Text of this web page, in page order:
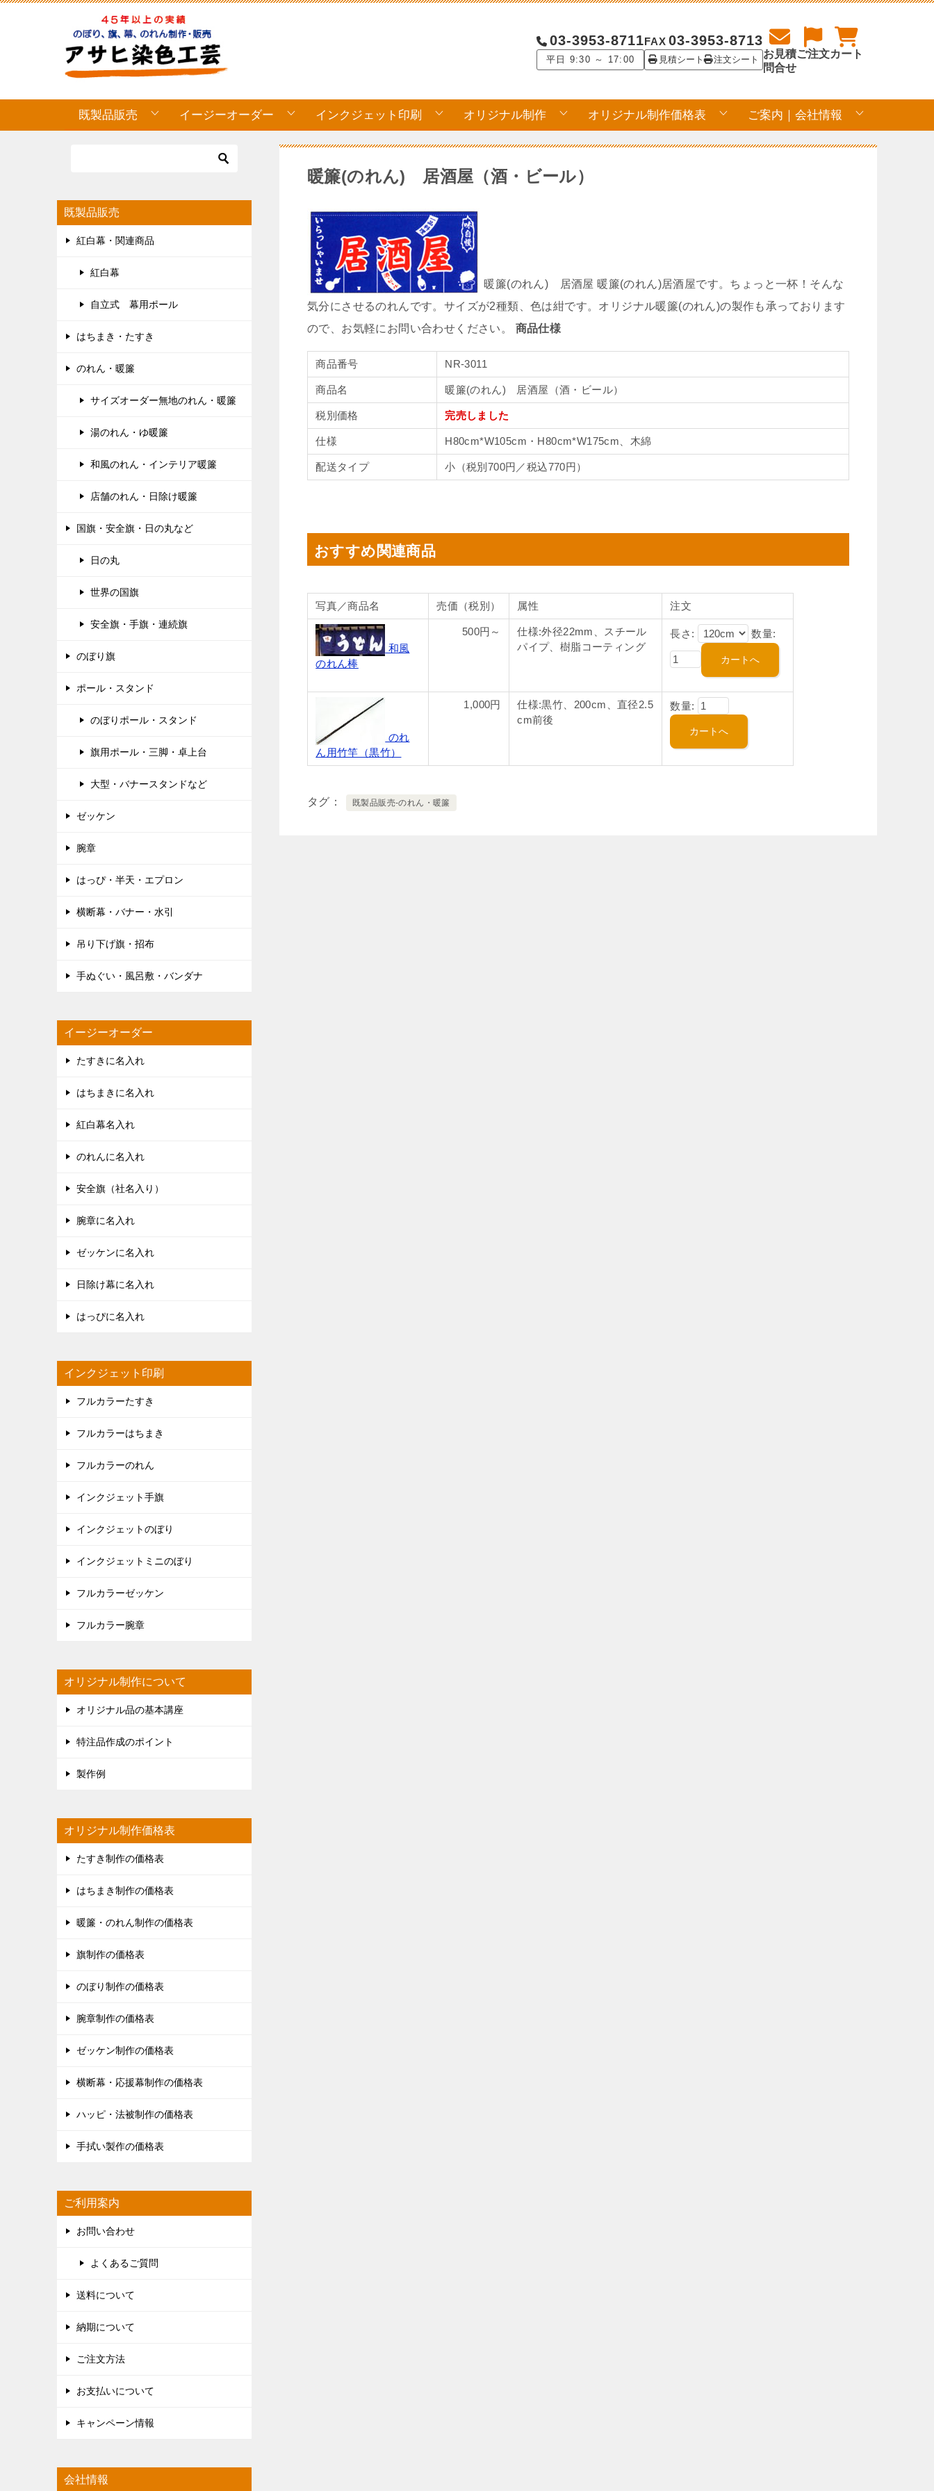
03-3953-8711
平日 9:30 ～ 17:00
FAX 03-3953-8713
見積シート 注文シート
お見積
問合せ
ご注文カート
既製品販売 イージーオーダー インクジェット印刷 オリジナル制作 オリジナル制作価格表 ご案内｜会社情報
暖簾(のれん) 居酒屋（酒・ビール）
暖簾(のれん) 居酒屋 暖簾(のれん)居酒屋です。ちょっと一杯！そんな
気分にさせるのれんです。サイズが2種類、色は紺です。オリジナル暖簾(のれん)の製作も承っております
ので、お気軽にお問い合わせください。 商品仕様
商品番号 NR-3011
商品名 暖簾(のれん) 居酒屋（酒・ビール）
税別価格 完売しました
仕様 H80cm*W105cm・H80cm*W175cm、木綿
配送タイプ 小（税別700円／税込770円）
おすすめ関連商品
写真／商品名 売価（税別） 属性 注文
和風
のれん棒
500円～
仕様:外径22mm、スチール
パイプ、樹脂コーティング
長さ: 数量:
のれ
ん用竹竿（黒竹）
1,000円
仕様:黒竹、200cm、直径2.5
cm前後
数量:
タグ 既製品販売-のれん・暖簾
既製品販売
紅白幕・関連商品
紅白幕
自立式 幕用ポール
はちまき・たすき
のれん・暖簾
サイズオーダー無地のれん・暖簾
湯のれん・ゆ暖簾
和風のれん・インテリア暖簾
店舗のれん・日除け暖簾
国旗・安全旗・日の丸など
日の丸
世界の国旗
安全旗・手旗・連続旗
のぼり旗
ポール・スタンド
のぼりポール・スタンド
旗用ポール・三脚・卓上台
大型・バナースタンドなど
ゼッケン
腕章
はっぴ・半天・エプロン
横断幕・バナー・水引
吊り下げ旗・招布
手ぬぐい・風呂敷・バンダナ
イージーオーダー
たすきに名入れ
はちまきに名入れ
紅白幕名入れ
のれんに名入れ
安全旗（社名入り）
腕章に名入れ
ゼッケンに名入れ
日除け幕に名入れ
はっぴに名入れ
インクジェット印刷
フルカラーたすき
フルカラーはちまき
フルカラーのれん
インクジェット手旗
インクジェットのぼり
インクジェットミニのぼり
フルカラーゼッケン
フルカラー腕章
オリジナル制作について
オリジナル品の基本講座
特注品作成のポイント
製作例
オリジナル制作価格表
たすき制作の価格表
はちまき制作の価格表
暖簾・のれん制作の価格表
旗制作の価格表
のぼり制作の価格表
腕章制作の価格表
ゼッケン制作の価格表
横断幕・応援幕制作の価格表
ハッピ・法被制作の価格表
手拭い製作の価格表
ご利用案内
お問い合わせ
よくあるご質問
送料について
納期について
ご注文方法
お支払いについて
キャンペーン情報
会社情報